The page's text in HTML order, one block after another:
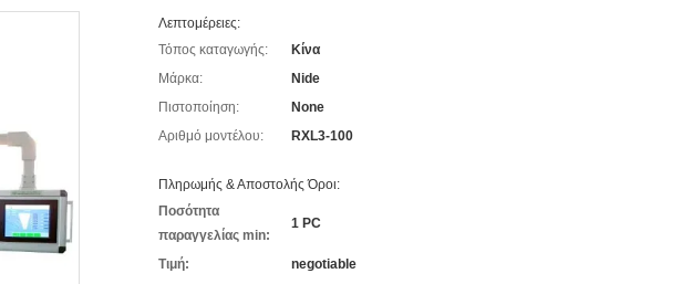
Λεπτομέρειες:
Τόπος καταγωγής:
Κίνα
Μάρκα:
Nide
Πιστοποίηση:
None
Αριθμό μοντέλου:
RXL3-100
Πληρωμής & Αποστολής Όροι:
Ποσότητα
παραγγελίας min:
1 PC
Τιμή:
negotiable